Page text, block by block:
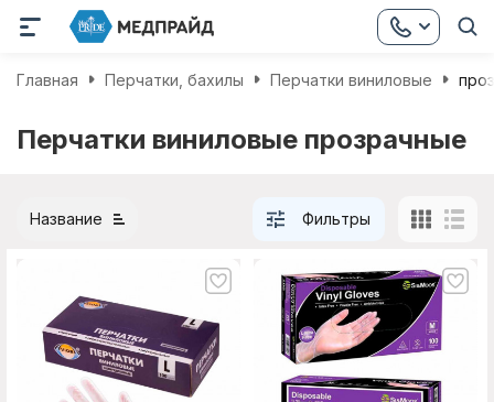
Главная Перчатки, бахилы Перчатки виниловые
Перчатки виниловые прозрачные
Название Фильтры